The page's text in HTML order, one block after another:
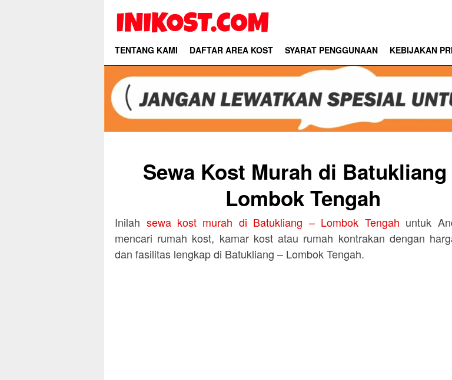
TENTANG KAMI DAFTAR AREA KOST SYARAT PENGGUNAAN KEBIJAKAN
Sewa Kost Murah di Batukliang
Lombok Tengah
Inilah sewa kost murah di Batukliang – Lombok Tengah untuk
mencari rumah kost, kamar kost atau rumah kontrakan dengan
dan fasilitas lengkap di Batukliang – Lombok Tengah.